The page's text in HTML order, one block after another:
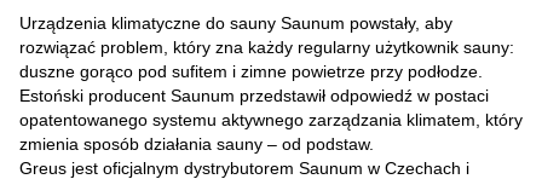
Urządzenia klimatyczne do sauny Saunum powstały, aby
rozwiązać problem, który zna każdy regularny użytkownik sauny:
duszne gorąco pod sufitem i zimne powietrze przy podłodze.
Estoński producent Saunum przedstawił odpowiedź w postaci
opatentowanego systemu aktywnego zarządzania klimatem, który
zmienia sposób działania sauny – od podstaw.
Greus jest oficjalnym dystrybutorem Saunum w Czechach i